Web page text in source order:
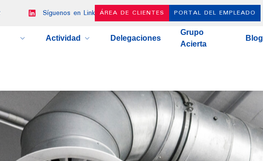
Síguenos en LinkedInÁREA DE CLIENTES PORTAL DEL EMPLEADO
Actividad Delegaciones
Grupo
Acierta
Blog